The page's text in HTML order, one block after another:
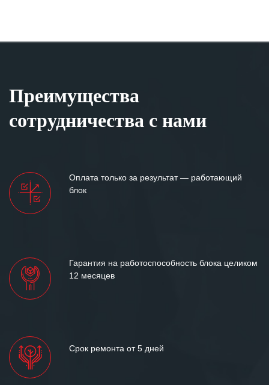
Преимущества
сотрудничества с нами
Оплата только за результат — работающий
блок
Гарантия на работоспособность блока целиком
12 месяцев
Срок ремонта от 5 дней